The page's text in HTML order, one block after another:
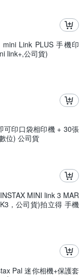
Link PLUS 手機印
link+,公司貨)
可印口袋相印機 + 30張
位) 公司貨
MINI link 3 MAR
，公司貨)拍立得 手機
Pal 迷你相機+保護套